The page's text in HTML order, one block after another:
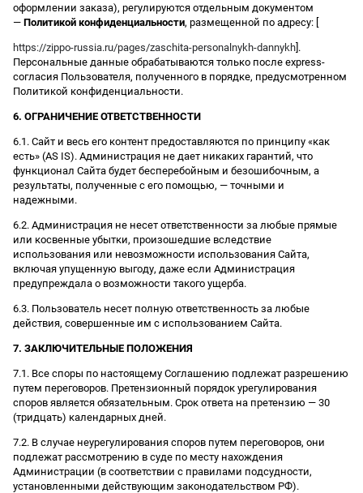
оформлении заказа), регулируются отдельным документом
— Политикой конфиденциальности, размещенной по адресу: [
https://zippo-russia.ru/pages/zaschita-personalnykh-dannykh].
Персональные данные обрабатываются только после express-
согласия Пользователя, полученного в порядке, предусмотренном
Политикой конфиденциальности.
6. ОГРАНИЧЕНИЕ ОТВЕТСТВЕННОСТИ
6.1. Сайт и весь его контент предоставляются по принципу «как
есть» (AS IS). Администрация не дает никаких гарантий, что
функционал Сайта будет бесперебойным и безошибочным, а
результаты, полученные с его помощью, — точными и
надежными.
6.2. Администрация не несет ответственности за любые прямые
или косвенные убытки, произошедшие вследствие
использования или невозможности использования Сайта,
включая упущенную выгоду, даже если Администрация
предупреждала о возможности такого ущерба.
6.3. Пользователь несет полную ответственность за любые
действия, совершенные им с использованием Сайта.
7. ЗАКЛЮЧИТЕЛЬНЫЕ ПОЛОЖЕНИЯ
7.1. Все споры по настоящему Соглашению подлежат разрешению
путем переговоров. Претензионный порядок урегулирования
споров является обязательным. Срок ответа на претензию — 30
(тридцать) календарных дней.
7.2. В случае неурегулирования споров путем переговоров, они
подлежат рассмотрению в суде по месту нахождения
Администрации (в соответствии с правилами подсудности,
установленными действующим законодательством РФ).